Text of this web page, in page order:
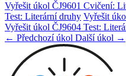
Vyřešit úkol ČJ9601 Cvičení:
Test: Literární druhy Vyřešit
Vyřešit úkol ČJ9604 Test:
← Předchozí úkol Další úkol →